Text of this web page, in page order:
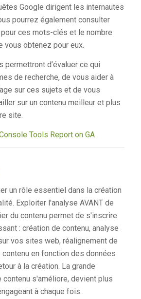
Google dirigent les internautes
pourrez également consulter
ces mots-clés et le nombre
vous obtenez pour eux.
permettront d’évaluer ce qui
de recherche, de vous aider à
sur ces sujets et de vous
sur un contenu meilleur et plus
site.
un rôle essentiel dans la création
Exploiter l'analyse AVANT de
du contenu permet de s'inscrire
: création de contenu, analyse
vos sites web, réalignement de
en fonction des données
à la création. La grande
s'améliore, devient plus
à chaque fois.